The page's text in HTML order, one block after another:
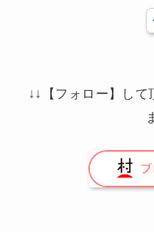
↓↓【フォロー】し